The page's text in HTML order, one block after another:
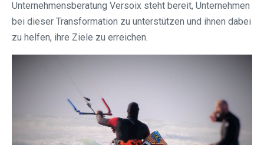
Unternehmensberatung Versoix steht bereit, Unternehmen
bei dieser Transformation zu unterstützen und ihnen dabei
zu helfen, ihre Ziele zu erreichen.